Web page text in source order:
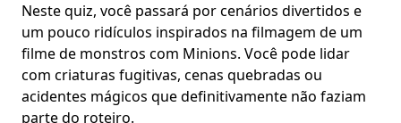
Neste quiz, você passará por cenários divertidos e
um pouco ridículos inspirados na filmagem de um
filme de monstros com Minions. Você pode lidar
com criaturas fugitivas, cenas quebradas ou
acidentes mágicos que definitivamente não faziam
parte do roteiro.